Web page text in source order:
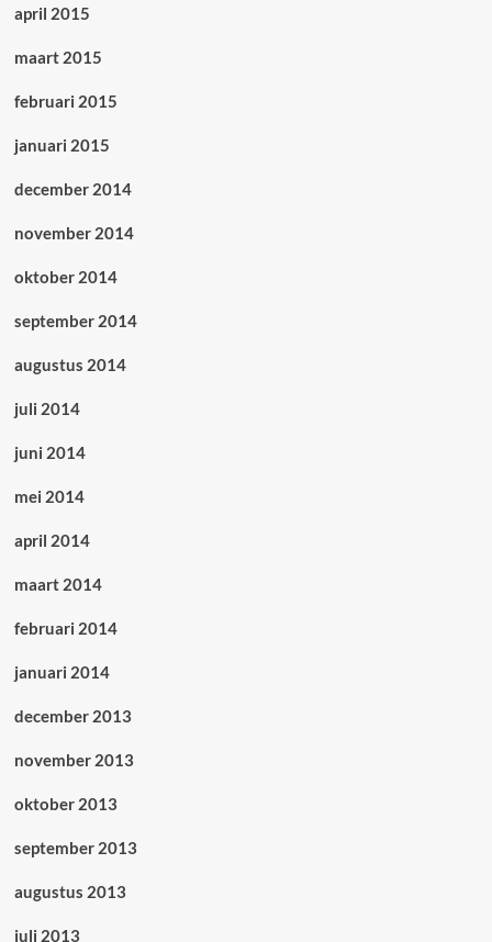
april 2015
maart 2015
februari 2015
januari 2015
december 2014
november 2014
oktober 2014
september 2014
augustus 2014
juli 2014
juni 2014
mei 2014
april 2014
maart 2014
februari 2014
januari 2014
december 2013
november 2013
oktober 2013
september 2013
augustus 2013
juli 2013